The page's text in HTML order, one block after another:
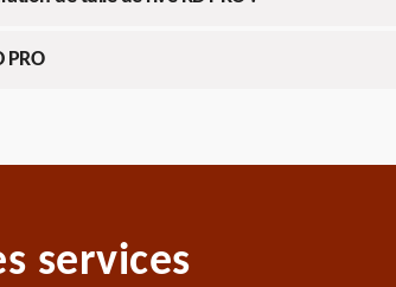
services